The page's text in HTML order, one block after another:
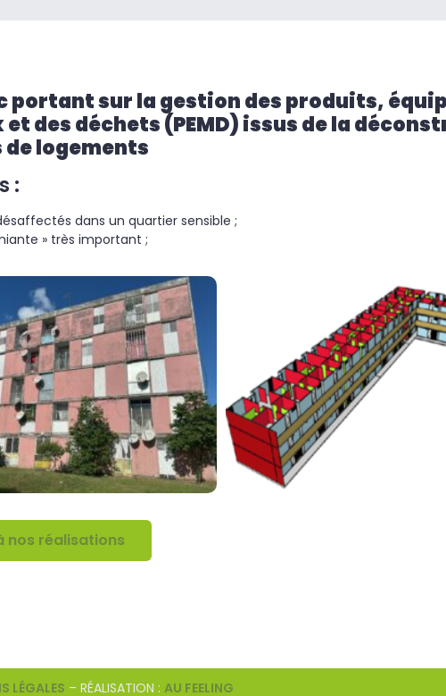
portant sur la gestion des produits,
des déchets (PEMD) issus de la
logements
:
dans un quartier sensible ;
» très important ;
nos réalisations
LÉGALES – RÉALISATION : AU FEELING